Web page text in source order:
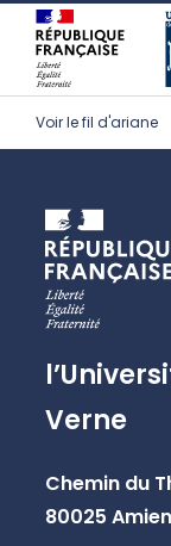
Aller à l’entête de
Aller au menu
Aller au contenu
Aller à la recherche
Passer aux cookies
Aller au pied de
Voir le fil d'ariane
Verne
Chemin du
80025